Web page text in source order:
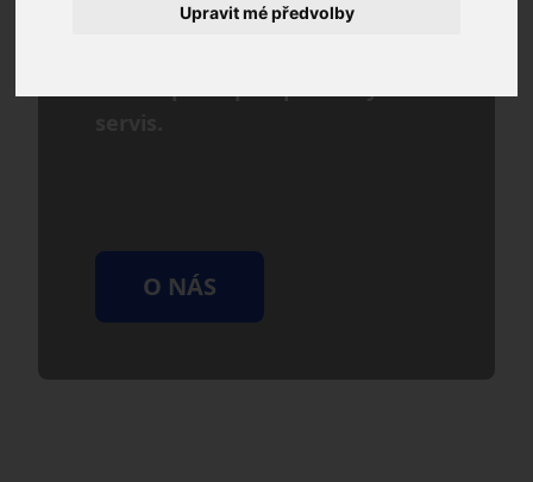
Upravit mé předvolby
a preciznímu zpracování Vám
O NÁS